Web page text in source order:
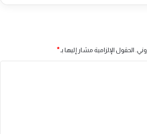
الحقول الإلزامية مشار إليها بـ*